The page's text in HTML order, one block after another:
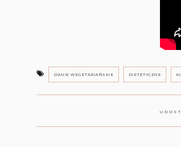
DANIE WEGETARIAŃSKIE DIETETYCZNE